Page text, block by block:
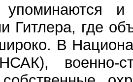
и
Гитлера, где
В
военно-